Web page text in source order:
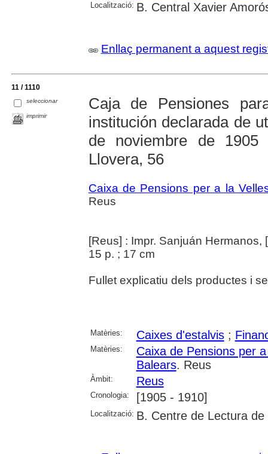
Localització: B. Central Xavier
Enllaç permanent a aquest
11 / 1110
seleccionar
imprimir
Caja de Pensiones
institución declarada de
de noviembre de
Llovera, 56
Caixa de Pensions per a la
Reus
[Reus] : Impr. Sanjuán Hermanos,
15 p. ; 17 cm
Fullet explicatiu dels productes i
Matèries: Caixes d'estalvis;
Matèries:
Caixa de Pensions per
Balears. Reus
Àmbit: Reus
Cronologia: [1905 - 1910]
Localització: B. Centre de Lectura de